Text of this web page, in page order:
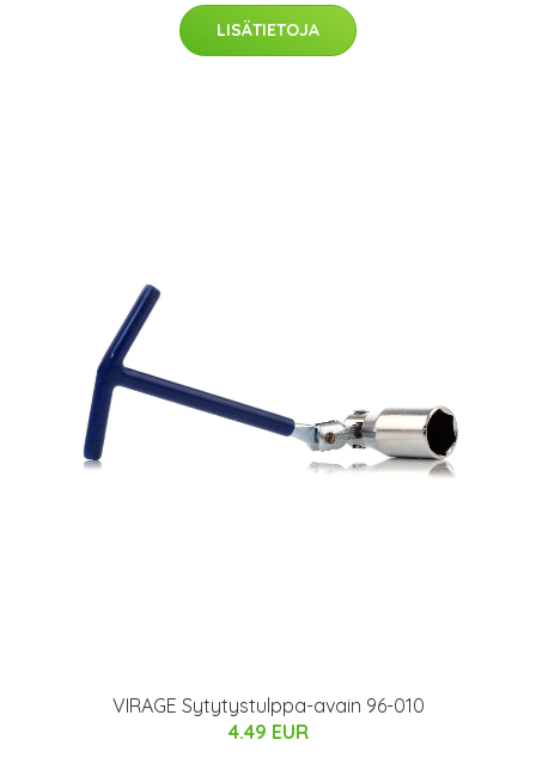
LISÄTIETOJA
VIRAGE Sytytystulppa-avain 96-010
4.49 EUR